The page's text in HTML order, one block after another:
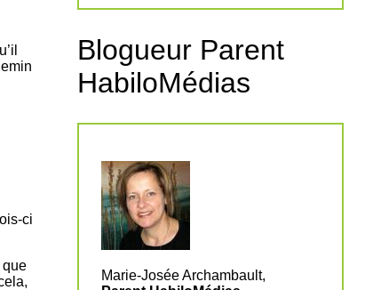
ci
que
Blogueur Parent
HabiloMédias
Marie-Josée Archambault,